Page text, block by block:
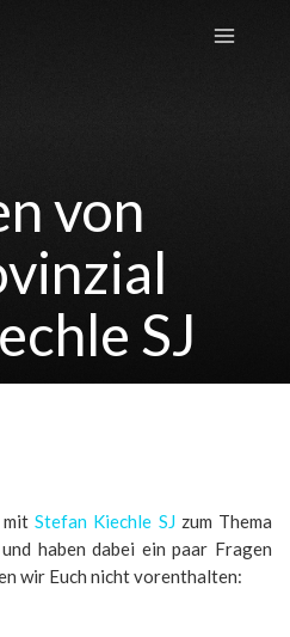
von
SJ
mitStefan Kiechle SJzum Thema
haben dabei ein paar Fragen
wir Euch nicht vorenthalten: